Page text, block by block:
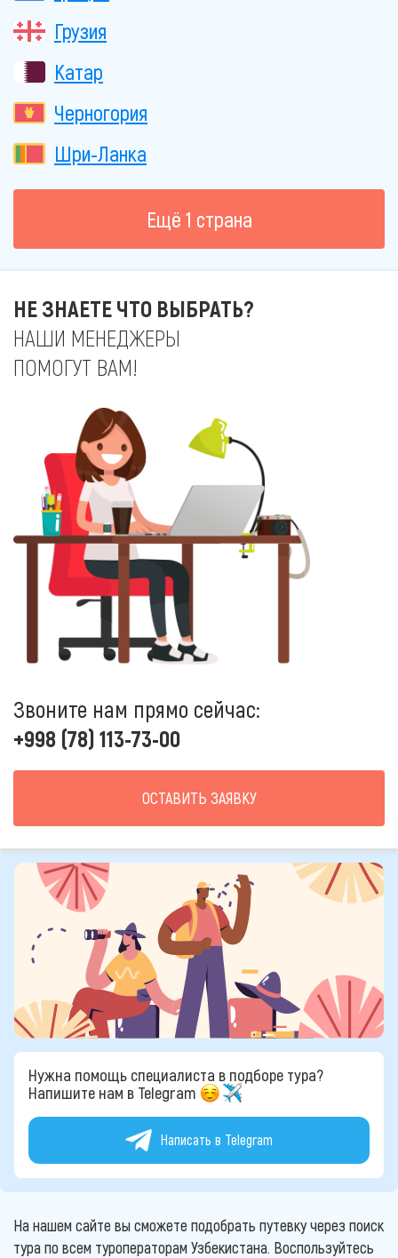
Грузия
Катар
Черногория
Шри-Ланка
Eщё 1 страна
НЕ ЗНАЕТЕ ЧТО ВЫБРАТЬ?
НАШИ МЕНЕДЖЕРЫ
ПОМОГУТ ВАМ!
Звоните нам прямо сейчас:
+998 (78) 113-73-00
ОСТАВИТЬ ЗАЯВКУ
Нужна помощь специалиста в подборе тура?
Напишите нам в Telegram
Написать в Telegram
На нашем сайте вы сможете подобрать путевку через поиск
тура по всем туроператорам Узбекистана. Воспользуйтесь